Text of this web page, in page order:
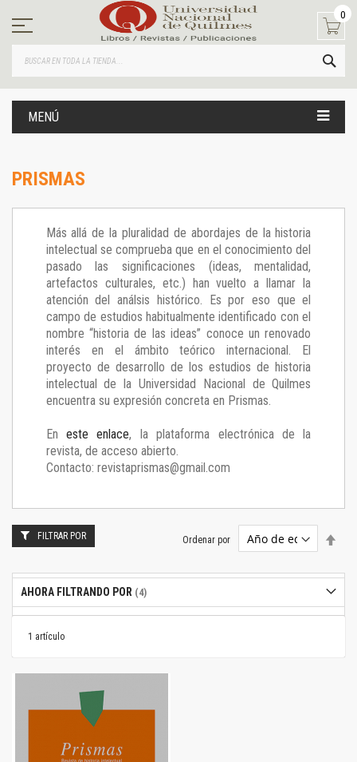
contenido
0
MENÚ
PRISMAS
Más allá de la pluralidad de abordajes de la historia
intelectual se comprueba que en el conocimiento del
pasado las significaciones (ideas, mentalidad,
artefactos culturales, etc.) han vuelto a llamar la
atención del análsis histórico. Es por eso que el
campo de estudios habitualmente identificado con el
nombre “historia de las ideas” conoce un renovado
interés en el ámbito teórico internacional. El
proyecto de desarrollo de los estudios de historia
intelectual de la Universidad Nacional de Quilmes
encuentra su expresión concreta en Prismas.
En este enlace, la plataforma electrónica de la
revista, de acceso abierto.
Contacto: revistaprismas@gmail.com
1 artículo
Ordenar por
FILTRAR POR
AHORA FILTRANDO POR